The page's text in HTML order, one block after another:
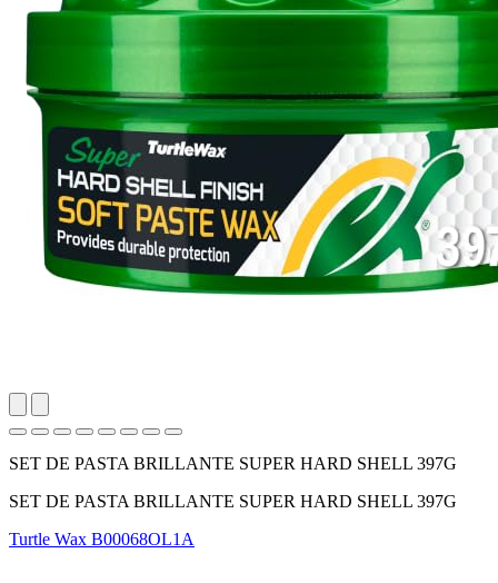
SET DE PASTA BRILLANTE SUPER HARD SHELL 397G
SET DE PASTA BRILLANTE SUPER HARD SHELL 397G
Turtle Wax B00068OL1A